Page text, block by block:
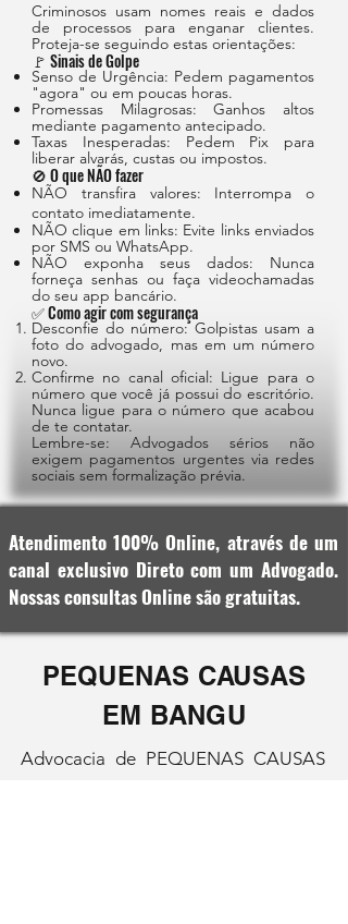
Criminosos usam nomes reais e dados
de processos para enganar clientes.
Proteja-se seguindo estas orientações:
🚩 Sinais de Golpe
Senso de Urgência: Pedem pagamentos
"agora" ou em poucas horas.
Promessas Milagrosas: Ganhos altos
mediante pagamento antecipado.
Taxas Inesperadas: Pedem Pix para
liberar alvarás, custas ou impostos.
🚫 O que NÃO fazer
NÃO transfira valores: Interrompa o
contato imediatamente.
NÃO clique em links: Evite links enviados
por SMS ou WhatsApp.
NÃO exponha seus dados: Nunca
forneça senhas ou faça videochamadas
do seu app bancário.
✅ Como agir com segurança
Desconfie do número: Golpistas usam a
foto do advogado, mas em um número
novo.
Confirme no canal oficial: Ligue para o
número que você já possui do escritório.
Nunca ligue para o número que acabou
de te contatar.
Lembre-se: Advogados sérios não
exigem pagamentos urgentes via redes
sociais sem formalização prévia.
Atendimento 100% Online, através de um
canal exclusivo Direto com um Advogado.
Nossas consultas Online são gratuitas.
PEQUENAS CAUSAS
EM BANGU
Advocacia de PEQUENAS CAUSAS